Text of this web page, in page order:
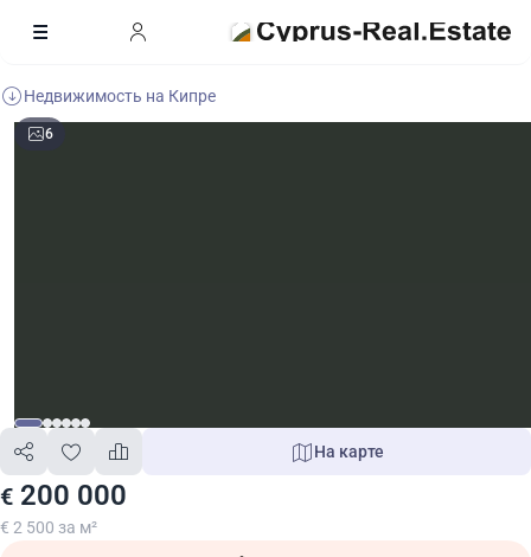
Недвижимость на Кипре
6
€ 200 000
€ 2 500 за м²
На карте